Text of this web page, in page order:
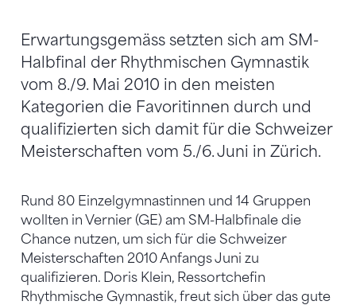
Erwartungsgemäss setzten sich am SM-
Halbfinal der Rhythmischen Gymnastik
vom 8./9. Mai 2010 in den meisten
Kategorien die Favoritinnen durch und
qualifizierten sich damit für die Schweizer
Meisterschaften vom 5./6. Juni in Zürich.
Rund 80 Einzelgymnastinnen und 14 Gruppen
wollten in Vernier (GE) am SM-Halbfinale die
Chance nutzen, um sich für die Schweizer
Meisterschaften 2010 Anfangs Juni zu
qualifizieren. Doris Klein, Ressortchefin
Rhythmische Gymnastik, freut sich über das gute